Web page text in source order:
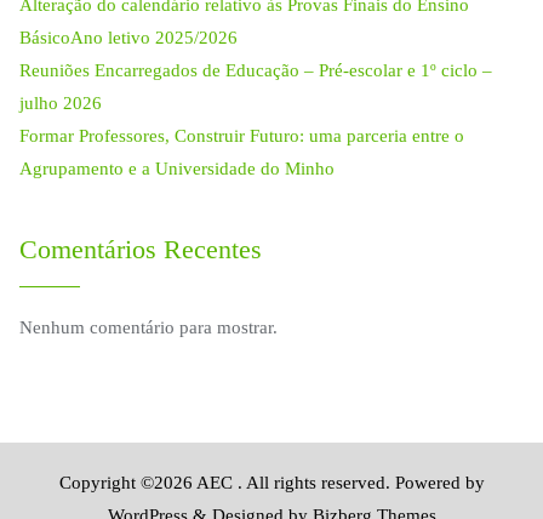
Alteração do calendário relativo às Provas Finais do Ensino
BásicoAno letivo 2025/2026
Reuniões Encarregados de Educação – Pré-escolar e 1º ciclo –
julho 2026
Formar Professores, Construir Futuro: uma parceria entre o
Agrupamento e a Universidade do Minho
Comentários Recentes
Nenhum comentário para mostrar.
Copyright ©2026 AEC . All rights reserved. Powered by